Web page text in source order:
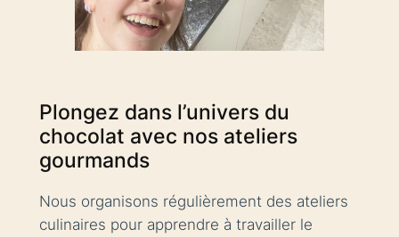
Plongez dans l’univers du
chocolat avec nos ateliers
gourmands
Nous organisons régulièrement des ateliers
culinaires pour apprendre à travailler le